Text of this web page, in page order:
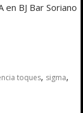
en BJ Bar Soriano
toques, sigma,